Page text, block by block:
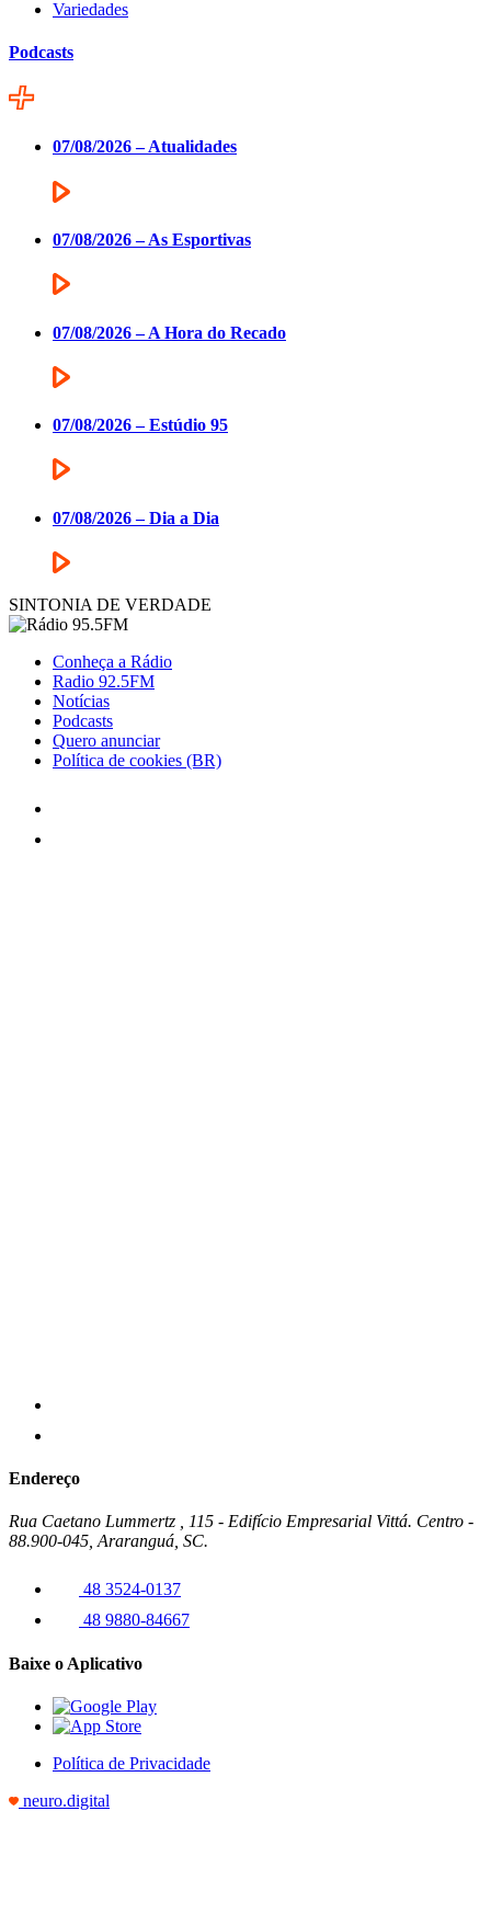
Variedades
Podcasts
07/08/2026 – Atualidades
07/08/2026 – As Esportivas
07/08/2026 – A Hora do Recado
07/08/2026 – Estúdio 95
07/08/2026 – Dia a Dia
SINTONIA DE VERDADE
Conheça a Rádio
Radio 92.5FM
Notícias
Podcasts
Quero anunciar
Política de cookies (BR)
Endereço
Rua Caetano Lummertz , 115 - Edifício Empresarial Vittá. Centro -
88.900-045, Araranguá, SC.
48 3524-0137
48 9880-84667
Baixe o Aplicativo
Política de Privacidade
neuro.digital